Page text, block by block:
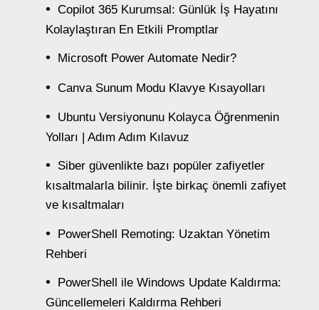
Copilot 365 Kurumsal: Günlük İş Hayatını
Kolaylaştıran En Etkili Promptlar
Microsoft Power Automate Nedir?
Canva Sunum Modu Klavye Kısayolları
Ubuntu Versiyonunu Kolayca Öğrenmenin
Yolları | Adım Adım Kılavuz
Siber güvenlikte bazı popüler zafiyetler
kısaltmalarla bilinir. İşte birkaç önemli zafiyet
ve kısaltmaları
PowerShell Remoting: Uzaktan Yönetim
Rehberi
PowerShell ile Windows Update Kaldırma:
Güncellemeleri Kaldırma Rehberi